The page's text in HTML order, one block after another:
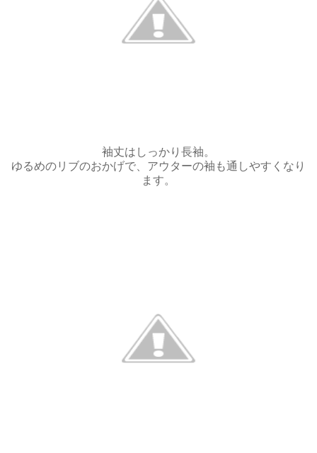
袖丈はしっかり長袖。
ゆるめのリブのおかげで、アウターの袖も通しやすくなり
ます。